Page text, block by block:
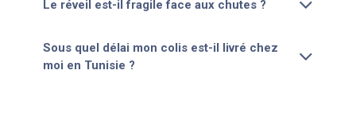
Le réveil est-il fragile face aux chutes ?
Sous quel délai mon colis est-il livré chez
moi en Tunisie ?